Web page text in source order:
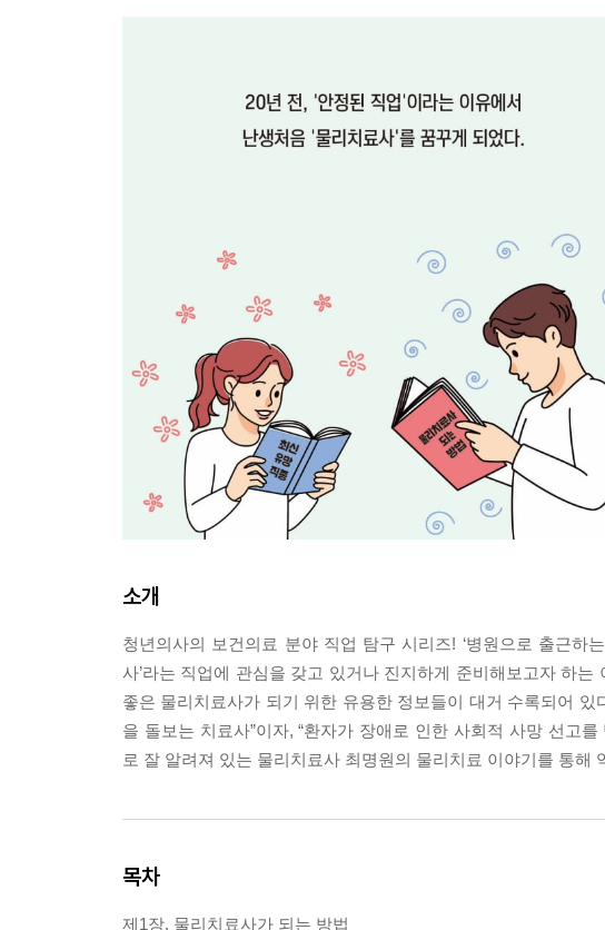
소개
청년의사의 보건의료 분야 직업 탐구 시리즈! ‘병원으로 출근하
사’라는 직업에 관심을 갖고 있거나 진지하게 준비해보고자 하
좋은 물리치료사가 되기 위한 유용한 정보들이 대거 수록되어
을 돌보는 치료사”이자, “환자가 장애로 인한 사회적 사망 선고
로 잘 알려져 있는 물리치료사 최명원의 물리치료 이야기를 통해
목차
제1장. 물리치료사가 되는 방법